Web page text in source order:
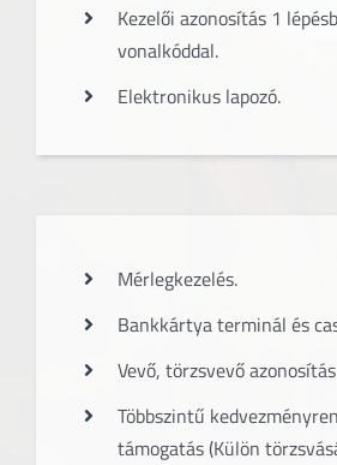
Kezelői azonosítás 1
vonalkóddal.
Elektronikus lapozó.
Mérlegkezelés.
Bankkártya terminál és
Vevő, törzsvevő
Többszintű
támogatás (Külön